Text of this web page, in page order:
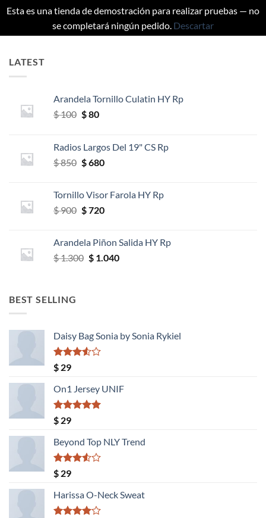
Esta es una tienda de demostración para realizar pruebas — no
se completará ningún pedido. Descartar
LATEST
Arandela Tornillo Culatin HY Rp
$100 El
era:
$ 100.
$80El
es:
$ 80.
Radios Largos Del 19" CS Rp
$850 El
era:
$ 850.
$680El
es:
$ 680.
Tornillo Visor Farola HY Rp
$900 El
era:
$ 900.
$720El
es:
$ 720.
Arandela Piñon Salida HY Rp
$1.300 El
$1.040El
BEST SELLING
Daisy Bag Sonia by Sonia Rykiel
Valorado
con
3.50de
5
$ 29
On1 Jersey UNIF
Valorado
con
de 5
$ 29
Beyond Top NLY Trend
Valorado
con
3.50de
5
$ 29
Harissa O-Neck Sweat